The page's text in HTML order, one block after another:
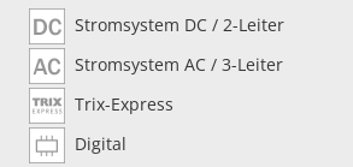
Stromsystem DC / 2-Leiter
Stromsystem AC / 3-Leiter
Trix-Express
Digital